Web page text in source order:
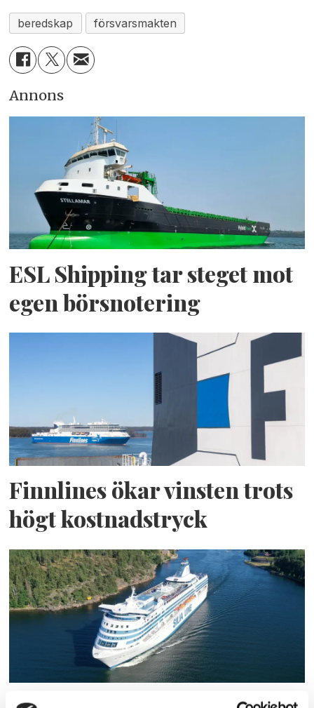
beredskap försvarsmakten
Annons
ESL Shipping tar steget mot
egen börsnotering
Finnlines ökar vinsten trots
högt kostnadstryck